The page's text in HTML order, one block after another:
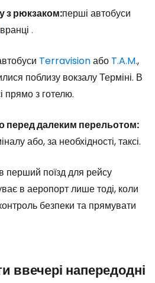
з рюкзаком:перші автобуси
вранці .
Terravisionабо T.A.M.,
поблизу вокзалу Терміні. В
прямо з готелю.
перед далеким перельотом:
або, за необхідності, таксі.
перший поїзд для рейсу
в аеропорт лише тоді, коли
безпеки та прямувати
ввечері напередодні